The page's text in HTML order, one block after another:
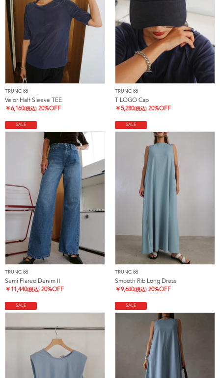
TRUNC 88
Velor Half Sleeve TEE
￥6,160(税込) 20%OFF
TRUNC 88
T LOGO Cap
￥5,280(税込) 20%OFF
SALE
TRUNC 88
Semi Flared DenimⅡ
￥ 11,440(税込) 20%OFF
SALE
TRUNC 88
Smooth Rib Long Dress
￥9,680(税込) 20%OFF
SALE SALE